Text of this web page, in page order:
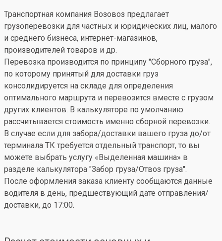
Транспортная компания Возовоз предлагает
грузоперевозки для частных и юридических лиц, малого
и среднего бизнеса, интернет-магазинов,
производителей товаров и др.
Перевозка производится по принципу "Сборного груза",
по которому принятый для доставки груз
консолидируется на складе для определения
оптимального маршрута и перевозится вместе с грузом
других клиентов. В калькуляторе по умолчанию
рассчитывается стоимость именно сборной перевозки.
В случае если для забора/доставки вашего груза до/от
терминала ТК требуется отдельный транспорт, то вы
можете выбрать услугу «Выделенная машина» в
разделе калькулятора "Забор груза/Отвоз груза".
После оформления заказа клиенту сообщаются данные
водителя в день, предшествующий дате отправления/
доставки, до 17:00.